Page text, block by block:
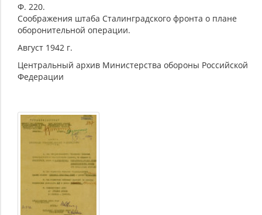
Ф. 220.
Соображения штаба Сталинградского фронта о плане
оборонительной операции.
Август 1942 г.
Центральный архив Министерства обороны Российской
Федерации